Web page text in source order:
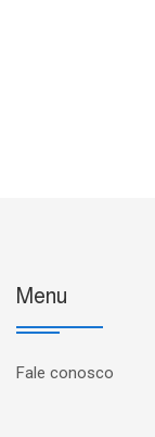
Menu
Fale conosco